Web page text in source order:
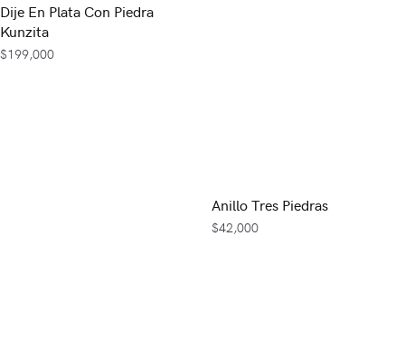
Dije En Plata Con Piedra
Kunzita
$199,000
Anillo Tres Piedras
$42,000